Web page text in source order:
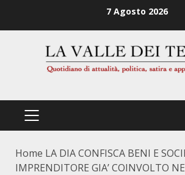
7 Agosto 2026
PRIMÄRES
Home LA DIA CONFISCA BENI E
IMPRENDITORE GIA’ COINVOLTO